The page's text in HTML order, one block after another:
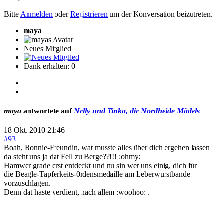
Bitte Anmelden oderRegistrieren um der Konversation beizutreten.
maya
Neues Mitglied
Dank erhalten: 0
maya antwortete auf Nelly und Tinka, die Nordheide Mädels
18 Okt. 2010 21:46
#93
Boah, Bonnie-Freundin, wat musste alles über dich ergehen lassen
da steht uns ja dat Fell zu Berge??!!! :ohmy:
Hamwer grade erst entdeckt und nu sin wer uns einig, dich für
die Beagle-Tapferkeits-0rdensmedaille am Leberwurstbande
vorzuschlagen.
Denn dat haste verdient, nach allem :woohoo: .